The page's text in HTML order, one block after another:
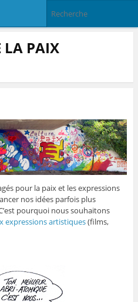
LA PAIX
pour la paix et les expressions
nos idées parfois plus
pourquoi nous souhaitons
expressions artistiques(films,